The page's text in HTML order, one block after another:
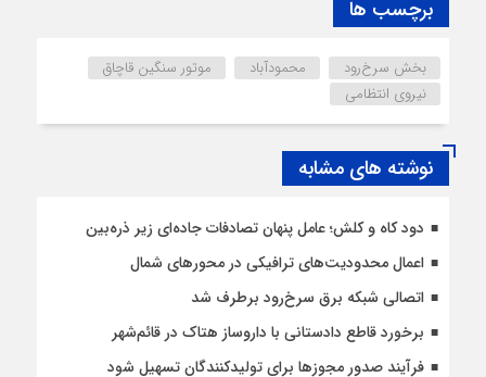
برچسب ها
بخش سرخ‌رود محمودآباد
موتور سنگین قاچاق
نیروی انتظامی
نوشته های مشابه
دود کاه و کلش؛ عامل پنهان تصادفات جاده‌ای زیر ذره‌بین
اعمال محدودیت‌‌های ترافیکی در محورهای شمال
اتصالی شبکه برق سرخ‌رود برطرف شد
برخورد قاطع دادستانی با داروساز هتاک در قائم‌شهر
فرآیند صدور مجوزها برای تولیدکنندگان تسهیل شود